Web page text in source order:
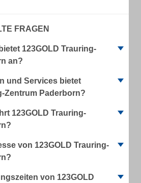
FRAGEN
123GOLD Trauring-
an?
und Services bietet
Zentrum Paderborn?
123GOLD Trauring-
von 123GOLD Trauring-
von 123GOLD